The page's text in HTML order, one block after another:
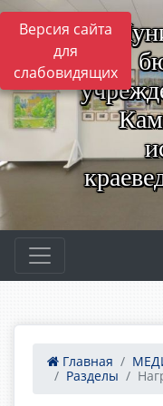
Версия сайта
для
слабовидящих
Главная
Разделы